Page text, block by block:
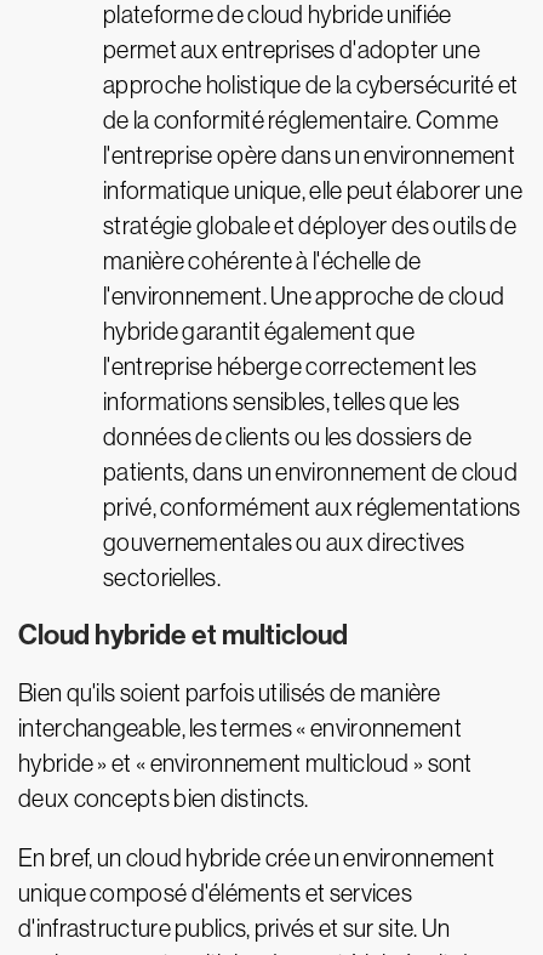
plateforme de cloud hybride unifiée
permet aux entreprises d'adopter une
approche holistique de la cybersécurité et
de la conformité réglementaire. Comme
l'entreprise opère dans un environnement
informatique unique, elle peut élaborer une
stratégie globale et déployer des outils de
manière cohérente à l'échelle de
l'environnement. Une approche de cloud
hybride garantit également que
l'entreprise héberge correctement les
informations sensibles, telles que les
données de clients ou les dossiers de
patients, dans un environnement de cloud
privé, conformément aux réglementations
gouvernementales ou aux directives
sectorielles.
Cloud hybride et multicloud
Bien qu'ils soient parfois utilisés de manière
interchangeable, les termes « environnement
hybride » et « environnement multicloud » sont
deux concepts bien distincts.
En bref, un cloud hybride crée un environnement
unique composé d'éléments et services
d'infrastructure publics, privés et sur site. Un